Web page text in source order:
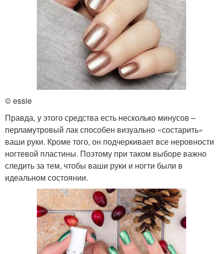
© essie
Правда, у этого средства есть несколько минусов –
перламутровый лак способен визуально «состарить»
ваши руки. Кроме того, он подчеркивает все неровности
ногтевой пластины. Поэтому при таком выборе важно
следить за тем, чтобы ваши руки и ногти были в
идеальном состоянии.